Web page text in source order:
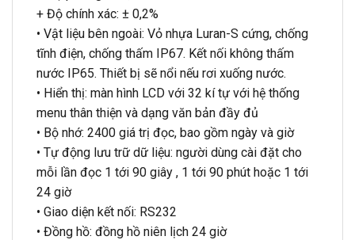
+ Độ chính xác: ± 0,2%
• Vật liệu bên ngoài: Vỏ nhựa Luran-S cứng, chống
tĩnh điện, chống thấm IP67. Kết nối không thấm
nước IP65. Thiết bị sẽ nổi nếu rơi xuống nước.
• Hiển thị: màn hình LCD với 32 kí tự với hệ thống
menu thân thiện và dạng văn bản đầy đủ
• Bộ nhớ: 2400 giá trị đọc, bao gồm ngày và giờ
• Tự động lưu trữ dữ liệu: người dùng cài đặt cho
mỗi lần đọc 1 tới 90 giây , 1 tới 90 phút hoặc 1 tới
24 giờ
• Giao diện kết nối: RS232
• Đồng hồ: đồng hồ niên lịch 24 giờ